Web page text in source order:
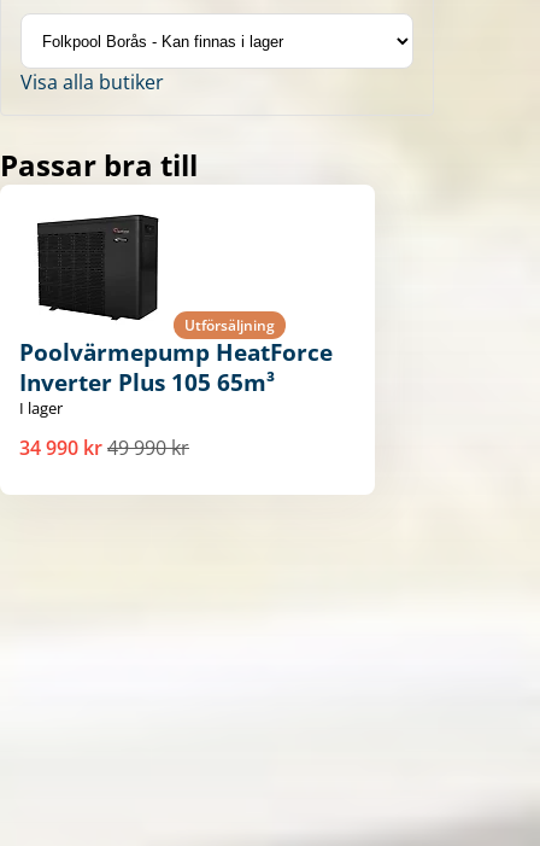
Visa alla butiker
Passar bra till
Utförsäljning
Poolvärmepump HeatForce
Inverter Plus 105 65m³
I lager
34 990 kr49 990 kr